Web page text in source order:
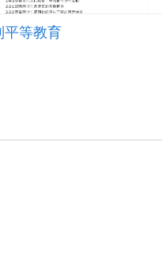
平等教育